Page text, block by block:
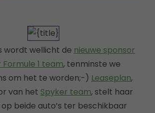
wordt wellicht de nieuwe sponsor
1 team, tenminste we
om het te worden;-) Leaseplan,
van het Spyker team, stelt haar
beide auto’s ter beschikbaar